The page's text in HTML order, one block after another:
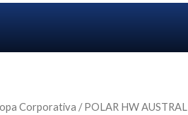
Corporativa / POLAR HW AUSTRAL